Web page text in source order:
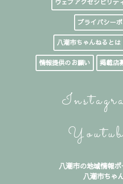
ウェブアクセシビリテ
プライバシー
八潮市ちゃんねるとは
情報提供のお願い 掲載店
八潮市の地域情報
八潮市ちゃ